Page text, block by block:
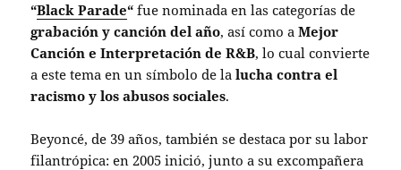
“Black Parade“ fue nominada en las categorías de
grabación y canción del año, así como aMejor
Canción e Interpretación de R&B, lo cual convierte
a este tema en un símbolo de lalucha contra el
racismo y los abusos sociales.
Beyoncé, de 39 años, también se destaca por su labor
filantrópica: en 2005 inició, junto a su excompañera